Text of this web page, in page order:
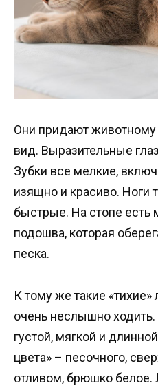
Они придают животному
вид. Выразительные
Зубки все мелкие,
изящно и красиво. Ноги
быстрые. На стопе есть
подошва, которая
песка.
К тому же такие
очень неслышно
густой, мягкой и
цвета» – песочного,
отливом, брюшко белое.